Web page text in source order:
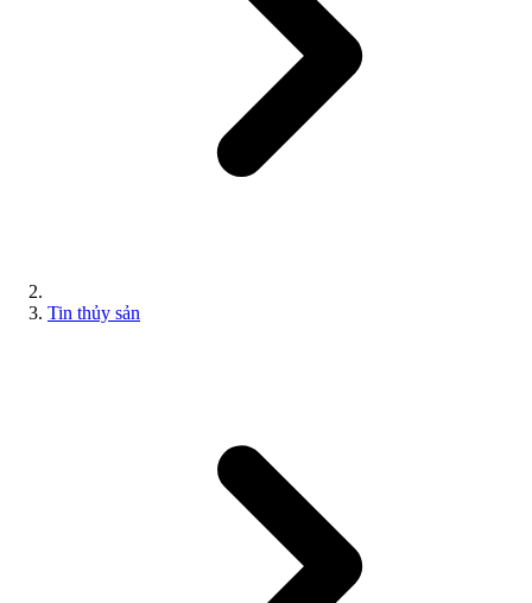
Tin thủy sản